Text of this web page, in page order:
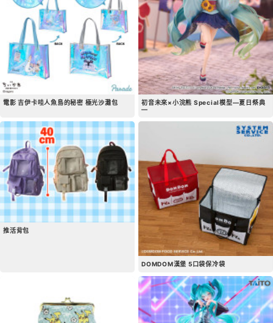
電影 吉伊卡哇人魚島的秘密 極光沙灘包
初音未來×小浣熊 Special模型―夏日祭典
―
推活背包
DOMDOM漢堡 5口袋保冷袋